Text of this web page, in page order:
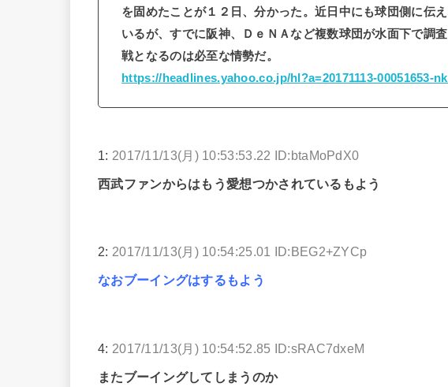
を固めたことが１２日、分かった。近日中にも球団側に伝
いるが、すでに阪神、ＤｅＮＡなど複数球団が水面下で調
戦となるのは必至な情勢だ。
https://headlines.yahoo.co.jp/hl?a=20171113-00051653-
1: 2017/11/13(月) 10:53:53.22 ID:btaMoPdX0
西武ファンからはもう愛想つかされているもよう
2: 2017/11/13(月) 10:54:25.01 ID:BEG2+ZYCp
なおブーイングはするもよう
4: 2017/11/13(月) 10:54:52.85 ID:sRAC7dxeM
またブーイングしてしまうのか